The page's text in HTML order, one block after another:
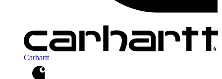
Carhartt